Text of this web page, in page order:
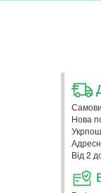
Нова
Від 2